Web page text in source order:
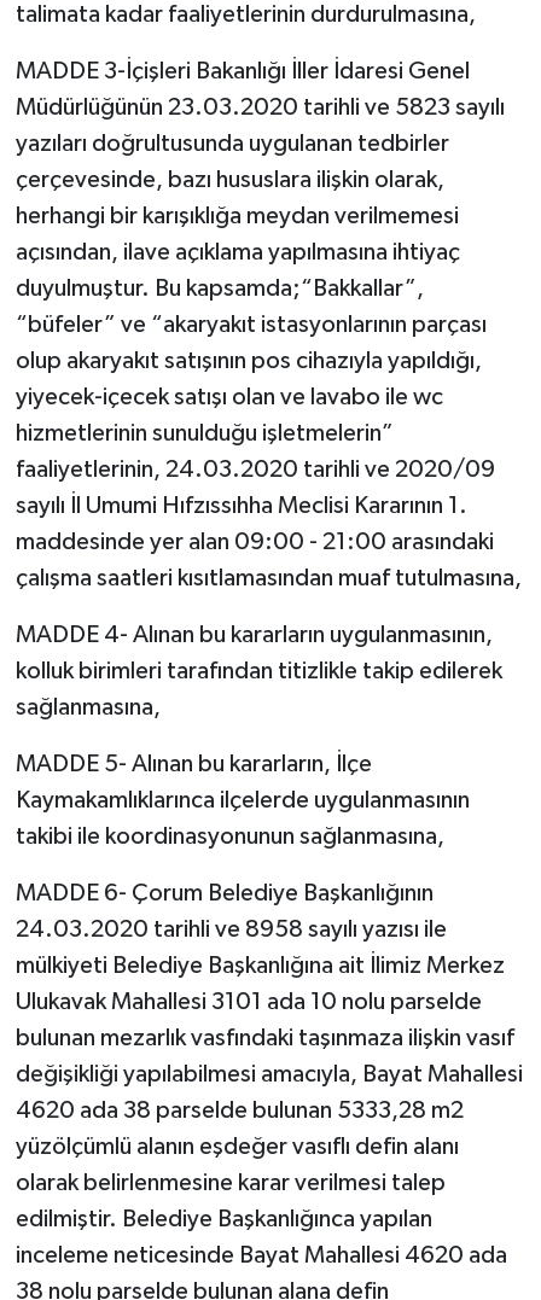
talimata kadar faaliyetlerinin durdurulmasına,
MADDE 3-İçişleri Bakanlığı İller İdaresi Genel
Müdürlüğünün 23.03.2020 tarihli ve 5823 sayılı
yazıları doğrultusunda uygulanan tedbirler
çerçevesinde, bazı hususlara ilişkin olarak,
herhangi bir karışıklığa meydan verilmemesi
açısından, ilave açıklama yapılmasına ihtiyaç
duyulmuştur. Bu kapsamda;“Bakkallar”,
“büfeler” ve “akaryakıt istasyonlarının parçası
olup akaryakıt satışının pos cihazıyla yapıldığı,
yiyecek-içecek satışı olan ve lavabo ile wc
hizmetlerinin sunulduğu işletmelerin”
faaliyetlerinin, 24.03.2020 tarihli ve 2020/09
sayılı İl Umumi Hıfzıssıhha Meclisi Kararının 1.
maddesinde yer alan 09:00 - 21:00 arasındaki
çalışma saatleri kısıtlamasından muaf tutulmasına,
MADDE 4- Alınan bu kararların uygulanmasının,
kolluk birimleri tarafından titizlikle takip edilerek
sağlanmasına,
MADDE 5- Alınan bu kararların, İlçe
Kaymakamlıklarınca ilçelerde uygulanmasının
takibi ile koordinasyonunun sağlanmasına,
MADDE 6- Çorum Belediye Başkanlığının
24.03.2020 tarihli ve 8958 sayılı yazısı ile
mülkiyeti Belediye Başkanlığına ait İlimiz Merkez
Ulukavak Mahallesi 3101 ada 10 nolu parselde
bulunan mezarlık vasfındaki taşınmaza ilişkin vasıf
değişikliği yapılabilmesi amacıyla, Bayat Mahallesi
4620 ada 38 parselde bulunan 5333,28 m2
yüzölçümlü alanın eşdeğer vasıflı defin alanı
olarak belirlenmesine karar verilmesi talep
edilmiştir. Belediye Başkanlığınca yapılan
inceleme neticesinde Bayat Mahallesi 4620 ada
38 nolu parselde bulunan alana defin